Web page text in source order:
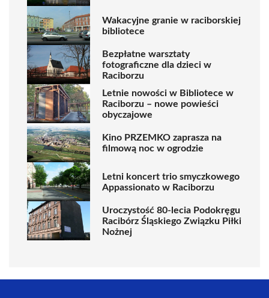
Wakacyjne granie w raciborskiej
bibliotece
Bezpłatne warsztaty
fotograficzne dla dzieci w
Raciborzu
Letnie nowości w Bibliotece w
Raciborzu – nowe powieści
obyczajowe
Kino PRZEMKO zaprasza na
filmową noc w ogrodzie
Letni koncert trio smyczkowego
Appassionato w Raciborzu
Uroczystość 80-lecia Podokręgu
Racibórz Śląskiego Związku Piłki
Nożnej